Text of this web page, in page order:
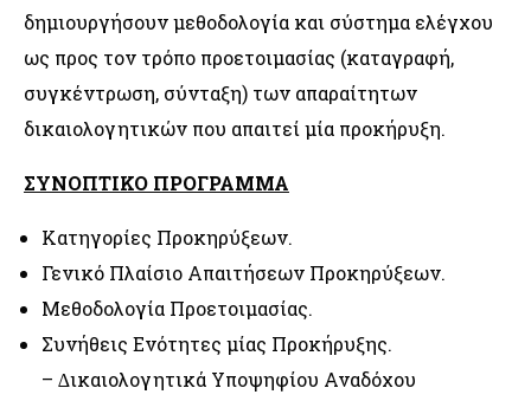
δημιουργήσουν μεθοδολογία και σύστημα ελέγχου
ως προς τον τρόπο προετοιμασίας (καταγραφή,
συγκέντρωση, σύνταξη) των απαραίτητων
δικαιολογητικών που απαιτεί μία προκήρυξη.
ΣΥΝΟΠΤΙΚΟ ΠΡΟΓΡΑΜΜΑ
Κατηγορίες Προκηρύξεων.
Γενικό Πλαίσιο Απαιτήσεων Προκηρύξεων.
Μεθοδολογία Προετοιμασίας.
Συνήθεις Ενότητες μίας Προκήρυξης.
– ∆ικαιολογητικά Υποψηφίου Αναδόχου